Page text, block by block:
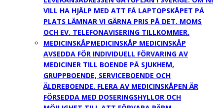
VILL HA HJÄLP MED ATT FÅ LAPTOPSKÅPET PÅ
PLATS LÄMNAR VI GÄRNA PRIS PÅ DET. MOMS
OCH EV. TELEFONAVISERING TILLKOMMER.
MEDICINSKÅPMEDICINSKÅP MEDICINSKÅP
AVSEDDA FÖR INDIVIDUELL FÖRVARING AV
MEDICINER TILL BOENDE PÅ SJUKHEM,
GRUPPBOENDE, SERVICEBOENDE OCH
ÄLDREBOENDE. FLERA AV MEDICINSKÅPEN ÄR
FÖRSEDDA MED DOSERINGSHYLLOR OCH